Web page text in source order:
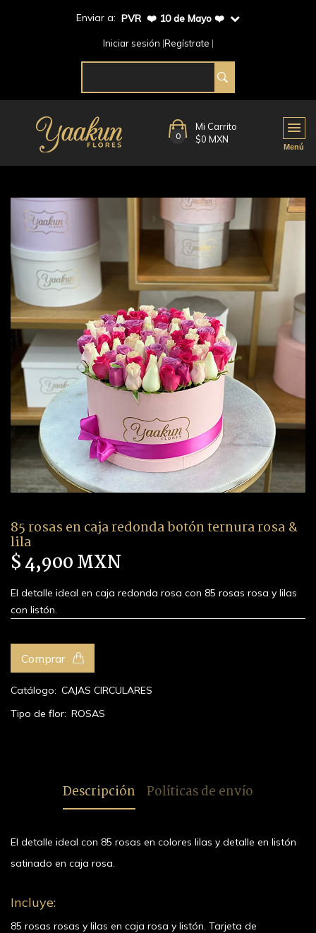
Enviar a: PVR ❤️ 10 de Mayo ❤️
Iniciar sesión Regístrate
0
Mi Carrito
$0 MXN
85 rosas en caja redonda botón ternura rosa &
lila
$ 4,900 MXN
El detalle ideal en caja redonda rosa con 85 rosas rosa y lilas
con listón.
Comprar
Catálogo: CAJAS CIRCULARES
Tipo de flor: ROSAS
Descripción Políticas de envío
El detalle ideal con 85 rosas en colores lilas y detalle en listón
satinado en caja rosa.
Incluye:
85 rosas rosas y lilas en caja rosa y listón. Tarjeta de